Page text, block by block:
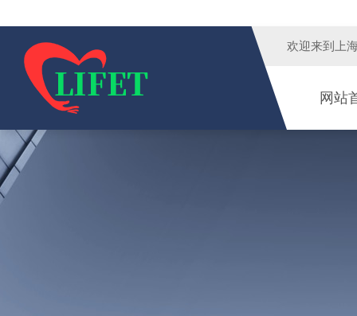
欢迎来到 上
网站